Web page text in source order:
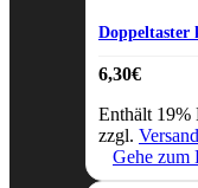
Doppeltaster
6,30€
Enthält 19%
zzgl. Versand
Gehe zum